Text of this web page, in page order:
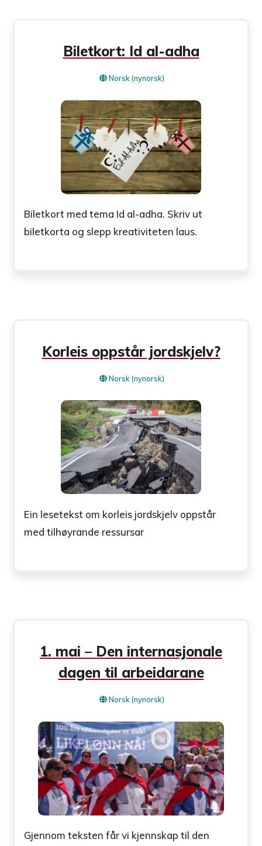
Biletkort: Id al-adha
Norsk (nynorsk)
Biletkort med tema Id al-adha. Skriv ut
biletkorta og slepp kreativiteten laus.
Korleis oppstår jordskjelv?
Norsk (nynorsk)
Ein lesetekst om korleis jordskjelv oppstår
med tilhøyrande ressursar
1. mai – Den internasjonale
dagen til arbeidarane
Norsk (nynorsk)
Gjennom teksten får vi kjennskap til den